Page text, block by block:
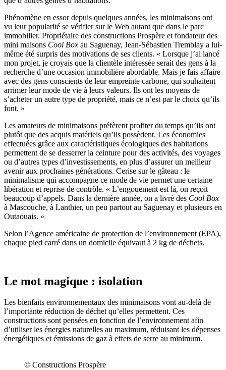
Phénomène en essor depuis quelques années, les minimaisons ont
vu leur popularité se vérifier sur le Web autant que dans le parc
immobilier. Propriétaire des constructions Prospère et fondateur des
mini maisons Cool Box au Saguenay, Jean-Sébastien Tremblay a lui-
même été surpris des motivations de ses clients. « Lorsque j’ai lancé
mon projet, je croyais que la clientèle intéressée serait des gens à la
recherche d’une occasion immobilière abordable. Mais je fais affaire
avec des gens conscients de leur empreinte carbone, qui souhaitent
arrimer leur mode de vie à leurs valeurs. Ils ont les moyens de
s’acheter un autre type de propriété, mais ce n’est par le choix qu’ils
font. »
Les amateurs de minimaisons préfèrent profiter du temps qu’ils ont
plutôt que des acquis matériels qu’ils possèdent. Les économies
effectuées grâce aux caractéristiques écologiques des habitations
permettent de se desserrer la ceinture pour des activités, des voyages
ou d’autres types d’investissements, en plus d’assurer un meilleur
avenir aux prochaines générations. Cerise sur le gâteau : le
minimalisme qui accompagne ce mode de vie permet une certaine
libération et reprise de contrôle. « L’engouement est là, on reçoit
beaucoup d’appels. Dans la dernière année, on a livré des Cool Box
à Mascouche, à Lanthier, un peu partout au Saguenay et plusieurs en
Outaouais. »
Selon l’Agence américaine de protection de l’environnement (EPA),
chaque pied carré dans un domicile équivaut à 2 kg de déchets.
Le mot magique : isolation
Les bienfaits environnementaux des minimaisons vont au-delà de
l’importante réduction de déchet qu’elles permettent. Ces
constructions sont pensées en fonction de l’environnement afin
d’utiliser les énergies naturelles au maximum, réduisant les dépenses
énergétiques et émissions de gaz à effets de serre au minimum.
© Constructions Prospère